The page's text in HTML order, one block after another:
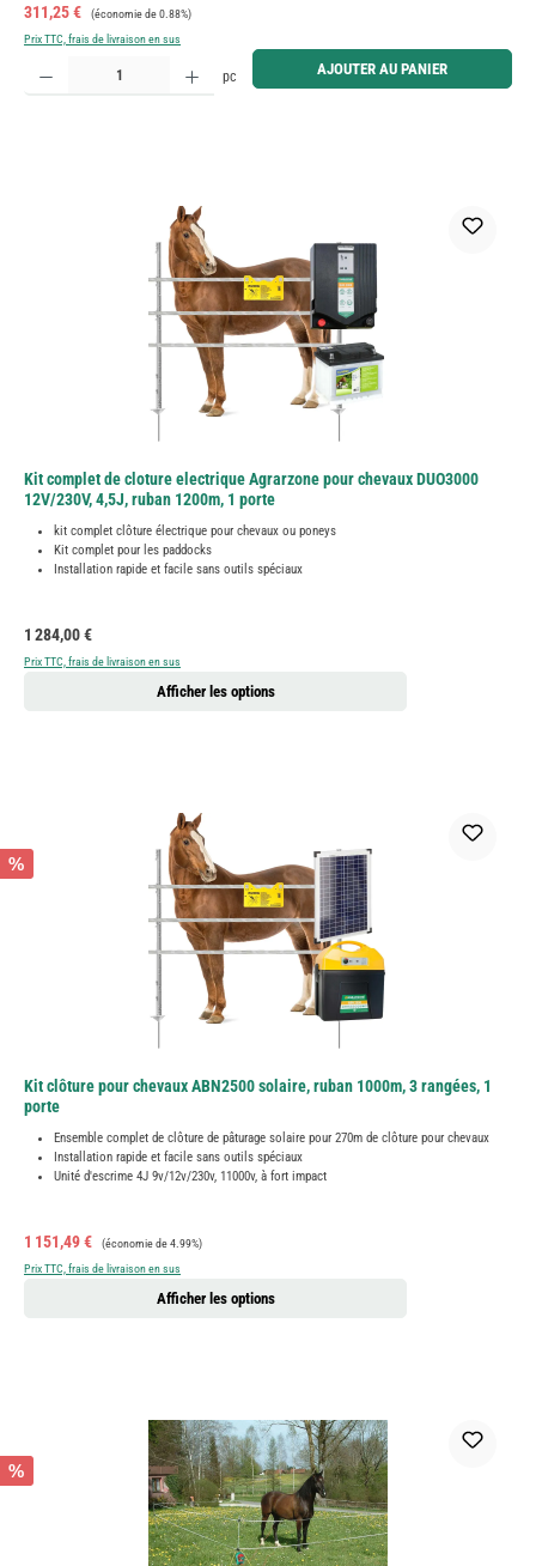
Prix de vente :
311,25 € Prix régulier :
(économie de 0.88%)
Prix TTC, frais de livraison en sus
Quantité de produit : Entrez la quantité souhaitée ou utilisez les boutons pour augmenter ou
pc AJOUTER AU PANIER
Kit complet de cloture electrique Agrarzone pour chevaux DUO3000
12V/230V, 4,5J, ruban 1200m, 1 porte
kit complet clôture électrique pour chevaux ou poneys
Kit complet pour les paddocks
Installation rapide et facile sans outils spéciaux
Prix régulier :
1 284,00 €
Prix TTC, frais de livraison en sus
Afficher les options
%
Kit clôture pour chevaux ABN2500 solaire, ruban 1000m, 3 rangées, 1
porte
Ensemble complet de clôture de pâturage solaire pour 270m de clôture pour chevaux
Installation rapide et facile sans outils spéciaux
Unité d'escrime 4J 9v/12v/230v, 11000v, à fort impact
Prix de vente :
1 151,49 € Prix régulier :
(économie de 4.99%)
Prix TTC, frais de livraison en sus
Afficher les options
%